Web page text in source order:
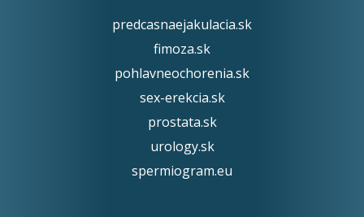
predcasnaejakulacia.sk
fimoza.sk
pohlavneochorenia.sk
sex-erekcia.sk
prostata.sk
urology.sk
spermiogram.eu